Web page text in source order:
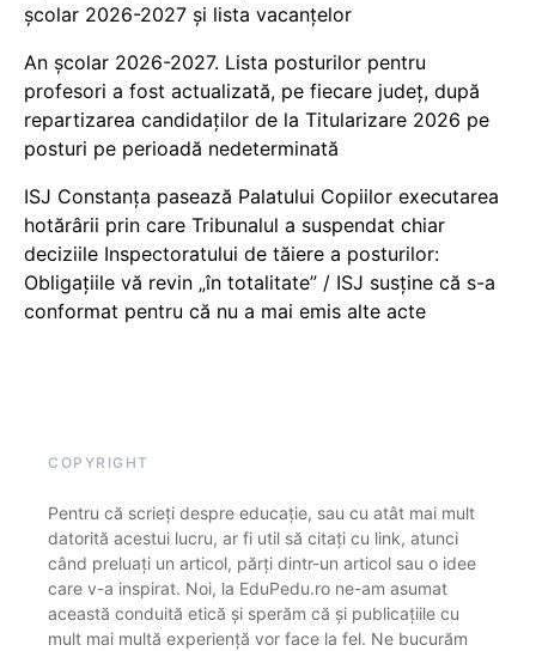
școlar 2026-2027 și lista vacanțelor
An școlar 2026-2027. Lista posturilor pentru
profesori a fost actualizată, pe fiecare județ, după
repartizarea candidaților de la Titularizare 2026 pe
posturi pe perioadă nedeterminată
ISJ Constanța pasează Palatului Copiilor executarea
hotărârii prin care Tribunalul a suspendat chiar
deciziile Inspectoratului de tăiere a posturilor:
Obligațiile vă revin „în totalitate” / ISJ susține că s-a
conformat pentru că nu a mai emis alte acte
COPYRIGHT
Pentru că scrieți despre educație, sau cu atât mai mult
datorită acestui lucru, ar fi util să citați cu link, atunci
când preluați un articol, părți dintr-un articol sau o idee
care v-a inspirat. Noi, la EduPedu.ro ne-am asumat
această conduită etică și sperăm că și publicațiile cu
mult mai multă experiență vor face la fel. Ne bucurăm